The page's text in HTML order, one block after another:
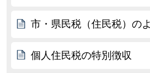
市・県民税（住民税）の
個人住民税の特別徴収